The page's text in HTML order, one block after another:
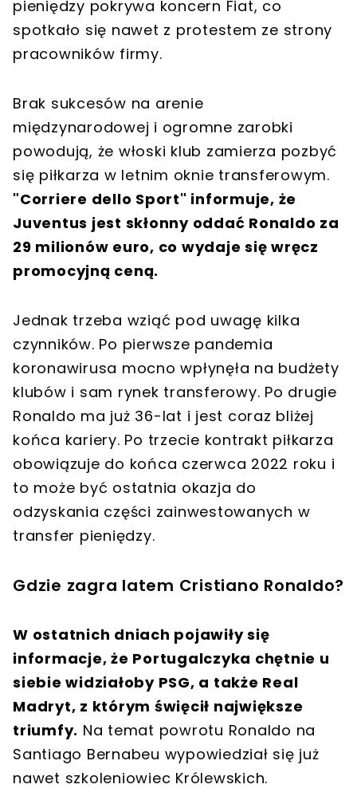
pieniędzy pokrywa koncern Fiat, co
spotkało się nawet z protestem ze strony
pracowników firmy.
Brak sukcesów na arenie
międzynarodowej i ogromne zarobki
powodują, że włoski klub zamierza pozbyć
się piłkarza w letnim oknie transferowym.
"Corriere dello Sport" informuje, że
Juventus jest skłonny oddać Ronaldo za
29 milionów euro, co wydaje się wręcz
promocyjną ceną.
Jednak trzeba wziąć pod uwagę kilka
czynników. Po pierwsze pandemia
koronawirusa mocno wpłynęła na budżety
klubów i sam rynek transferowy. Po drugie
Ronaldo ma już 36-lat i jest coraz bliżej
końca kariery. Po trzecie kontrakt piłkarza
obowiązuje do końca czerwca 2022 roku i
to może być ostatnia okazja do
odzyskania części zainwestowanych w
transfer pieniędzy.
Gdzie zagra latem Cristiano Ronaldo?
W ostatnich dniach pojawiły się
informacje, że Portugalczyka chętnie u
siebie widziałoby PSG, a także Real
Madryt, z którym święcił największe
triumfy. Na temat powrotu Ronaldo na
Santiago Bernabeu wypowiedział się już
nawet szkoleniowiec Królewskich.